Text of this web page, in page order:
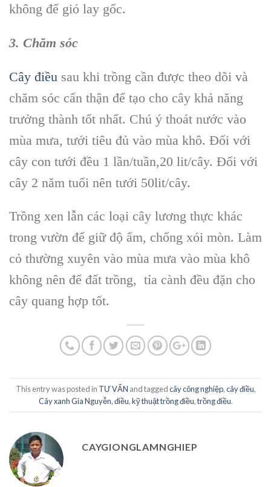
không để gió lay gốc.
3. Chăm sóc
Cây điều sau khi trồng cần được theo dõi và
chăm sóc cẩn thận để tạo cho cây khả năng
trưởng thành tốt nhất. Chú ý thoát nước vào
mùa mưa, tưới tiêu đủ vào mùa khô. Đối với
cây con tưới đều 1 lần/tuần,20 lit/cây. Đối với
cây 2 năm tuổi nên tưới 50lit/cây.
Trồng xen lẫn các loại cây lương thực khác
trong vườn để giữ độ ẩm, chống xói mòn. Làm
cỏ thường xuyên vào mùa mưa vào mùa khô
không nên để đất trồng, tỉa cành đều đặn cho
cây quang hợp tốt.
This entry was posted in TƯ VẤN and taggedcây công nghiệp,cây điều,
Cây xanh Gia Nguyễn,điều,kỹ thuật trồng điều,trồng điều.
CAYGIONGLAMNGHIEP